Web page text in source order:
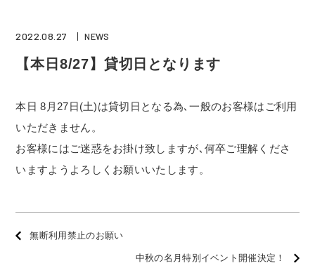
2022.08.27 NEWS
【本日8/27】貸切日となります
本日 8月27日(土)は貸切日となる為､一般のお客様はご利用
いただきません。
お客様にはご迷惑をお掛け致しますが､何卒ご理解くださ
いますようよろしくお願いいたします。
無断利用禁止のお願い
中秋の名月特別イベント開催決定！